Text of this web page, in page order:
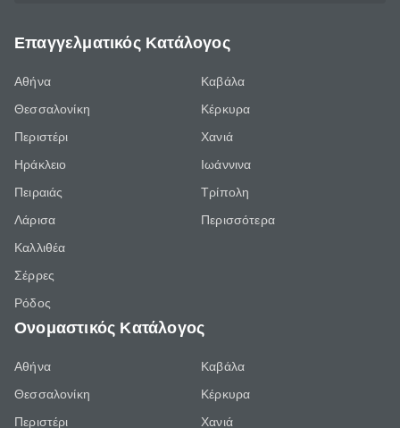
Επαγγελματικός Κατάλογος
Αθήνα
Θεσσαλονίκη
Περιστέρι
Ηράκλειο
Πειραιάς
Λάρισα
Καλλιθέα
Σέρρες
Ρόδος
Καβάλα
Κέρκυρα
Χανιά
Ιωάννινα
Τρίπολη
Περισσότερα
Ονομαστικός Κατάλογος
Αθήνα
Θεσσαλονίκη
Περιστέρι
Καβάλα
Κέρκυρα
Χανιά